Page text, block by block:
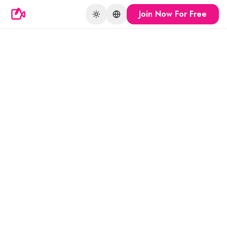
Toggle theme
Change language
Join Now For Free